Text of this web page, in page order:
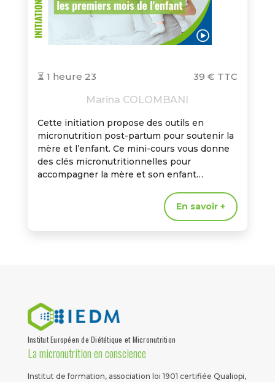
⏳ 1 heure 23
39 € TTC
Marina COLOMBANI
Cette initiation propose des outils en
micronutrition post-partum pour soutenir la
mère et l’enfant. Ce mini-cours vous donne
des clés micronutritionnelles pour
accompagner la mère et son enfant…
En savoir +
Institut Européen de Diététique et Micronutrition
La micronutrition en conscience
Institut de formation, association loi 1901 certifiée Qualiopi,